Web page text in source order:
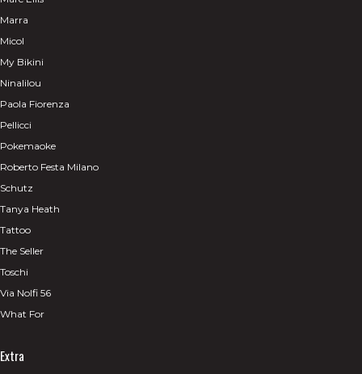
Marra
Micol
My Bikini
Ninalilou
Paola Fiorenza
Pellicci
Pokemaoke
Roberto Festa Milano
Schutz
Tanya Heath
Tattoo
The Seller
Toschi
Via Nolfi 56
What For
Extra